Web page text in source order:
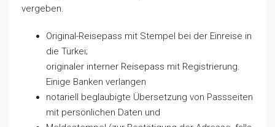
vergeben.
Original-Reisepass mit Stempel bei der Einreise in
die Türkei;
originaler interner Reisepass mit Registrierung.
Einige Banken verlangen
notariell beglaubigte Übersetzung von Passseiten
mit persönlichen Daten und